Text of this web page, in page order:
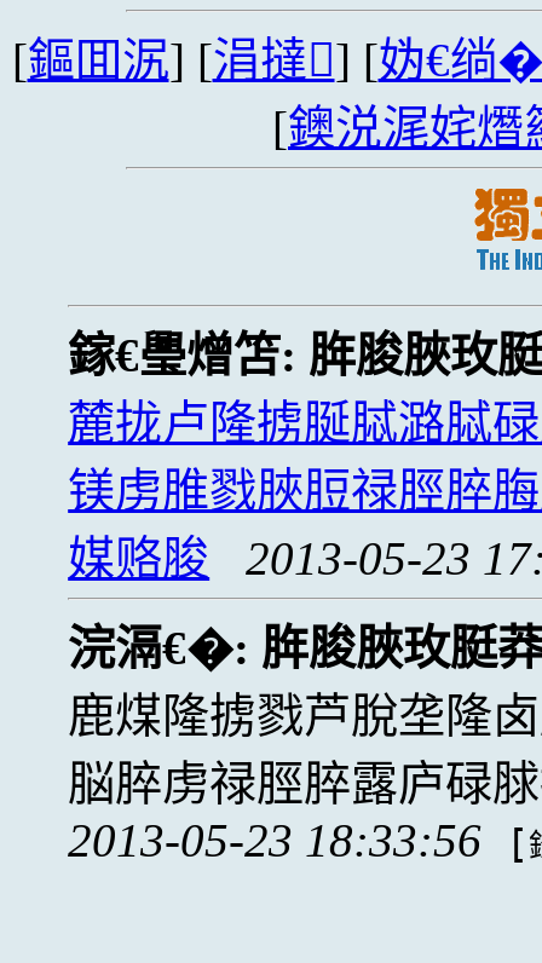
[鏂囬泦] [涓撻] [妫€绱
[鐭涚浘姹熸
鎵€璺熷笘: 脌脧脥玫
麓拢卢隆掳脠脦潞脦
镁虏脽戮脥脰禄脛脺
媒赂脧
2013-05-23
浣滆€�: 脌脧脥玫脡
鹿煤隆掳戮芦脫垄隆
脳脺虏禄脛脺露庐碌
2013-05-23 18:33:56
[